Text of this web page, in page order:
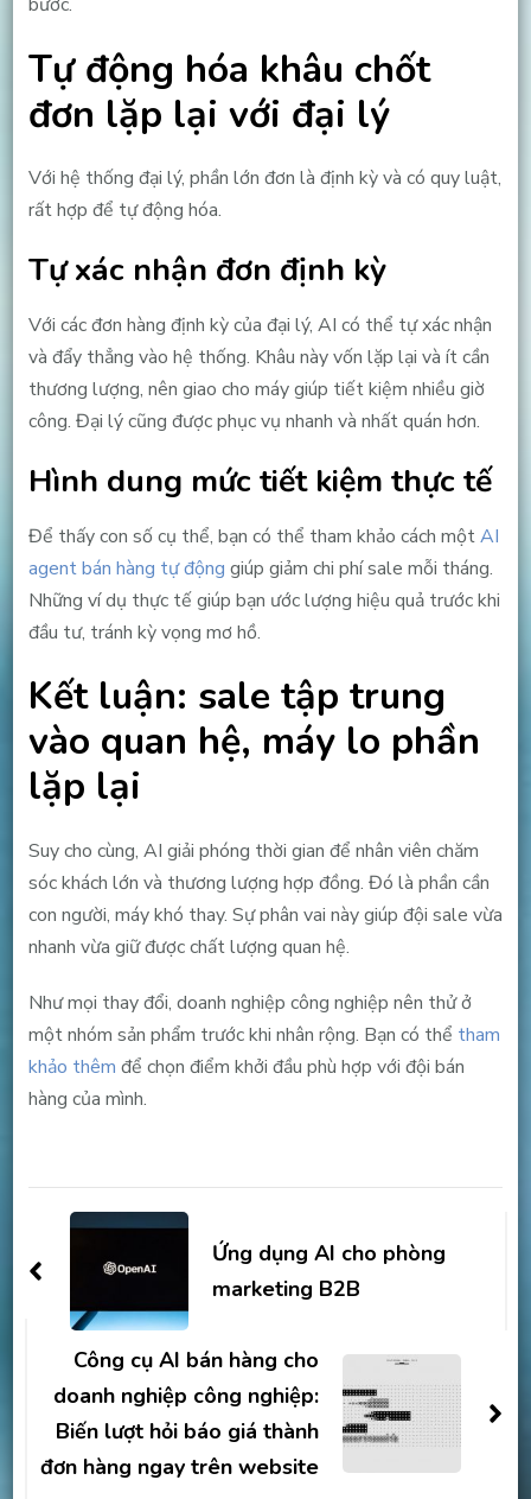
Tự động hóa khâu chốt
đơn lặp lại với đại lý
Với hệ thống đại lý, phần lớn đơn là định kỳ và có quy luật,
rất hợp để tự động hóa.
Tự xác nhận đơn định kỳ
Với các đơn hàng định kỳ của đại lý, AI có thể tự xác nhận
và đẩy thẳng vào hệ thống. Khâu này vốn lặp lại và ít cần
thương lượng, nên giao cho máy giúp tiết kiệm nhiều giờ
công. Đại lý cũng được phục vụ nhanh và nhất quán hơn.
Hình dung mức tiết kiệm thực tế
Để thấy con số cụ thể, bạn có thể tham khảo cách mộtAI
agent bán hàng tự động giúp giảm chi phí sale mỗi tháng.
Những ví dụ thực tế giúp bạn ước lượng hiệu quả trước khi
đầu tư, tránh kỳ vọng mơ hồ.
Kết luận: sale tập trung
vào quan hệ, máy lo phần
lặp lại
Suy cho cùng, AI giải phóng thời gian để nhân viên chăm
sóc khách lớn và thương lượng hợp đồng. Đó là phần cần
con người, máy khó thay. Sự phân vai này giúp đội sale vừa
nhanh vừa giữ được chất lượng quan hệ.
Như mọi thay đổi, doanh nghiệp công nghiệp nên thử ở
một nhóm sản phẩm trước khi nhân rộng. Bạn có thể tham
khảo thêm để chọn điểm khởi đầu phù hợp với đội bán
hàng của mình.
Post
NavigationỨng dụng AI cho phòng
marketing B2B
Công cụ AI bán hàng cho
doanh nghiệp công nghiệp:
Biến lượt hỏi báo giá thành
đơn hàng ngay trên website